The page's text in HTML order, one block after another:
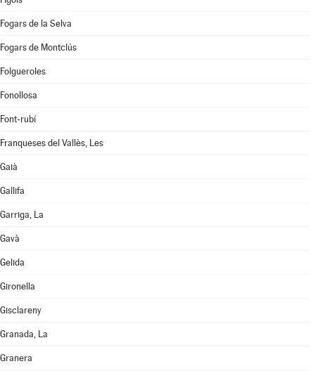
Fogars de la Selva
Fogars de Montclús
Folgueroles
Fonollosa
Font-rubí
Franqueses del Vallès, Les
Gaià
Gallifa
Garriga, La
Gavà
Gelida
Gironella
Gisclareny
Granada, La
Granera